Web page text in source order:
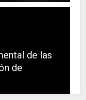
de las
de